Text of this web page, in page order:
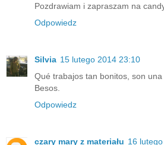
Pozdrawiam i zapraszam na
Odpowiedz
Silvia 15 lutego 2014 23:10
Qué trabajos tan bonitos, son una
Besos.
Odpowiedz
czary mary z materiału 16